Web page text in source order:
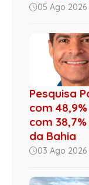
05 Ago 2026
Pesquisa
com
com
da Bahia
03 Ago